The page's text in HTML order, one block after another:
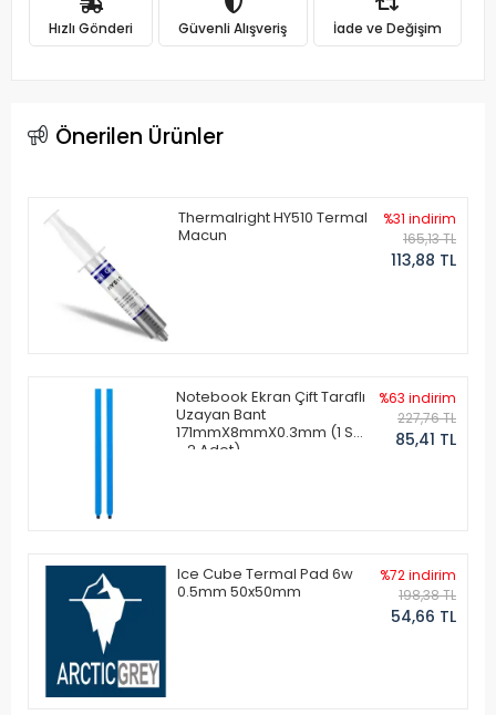
Hızlı Gönderi Güvenli Alışveriş İade ve Değişim
Önerilen Ürünler
Thermalright HY510 Termal
Macun
%31 indirim
165,13 TL
113,88 TL
Notebook Ekran Çift Taraflı
Uzayan Bant
171mmX8mmX0.3mm (1 Set
- 2 Adet)
%63 indirim
227,76 TL
85,41 TL
Ice Cube Termal Pad 6w
0.5mm 50x50mm
%72 indirim
198,38 TL
54,66 TL